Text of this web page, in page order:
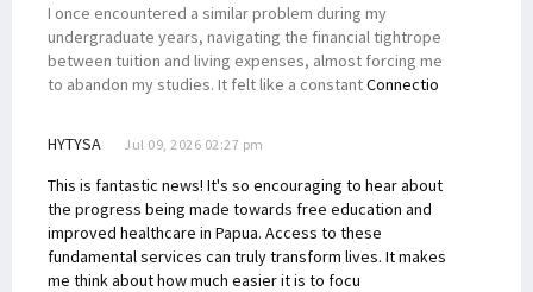
I once encountered a similar problem during my
undergraduate years, navigating the financial tightrope
between tuition and living expenses, almost forcing me
to abandon my studies. It felt like a constantConnectio
HYTYSA Jul 09, 2026 02:27 pm
This is fantastic news! It's so encouraging to hear about
the progress being made towards free education and
improved healthcare in Papua. Access to these
fundamental services can truly transform lives. It makes
me think about how much easier it is to focu